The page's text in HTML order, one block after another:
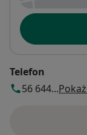
Dostępność
Telefon
56 644...